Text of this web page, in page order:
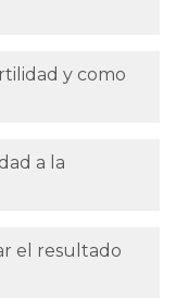
y como
a la
el resultado